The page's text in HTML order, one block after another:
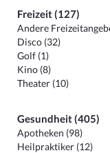
Freizeit (127)
Andere
Disco (32)
Golf (1)
Kino (8)
Theater (10)
Gesundheit (405)
Apotheken (98)
Heilpraktiker (12)